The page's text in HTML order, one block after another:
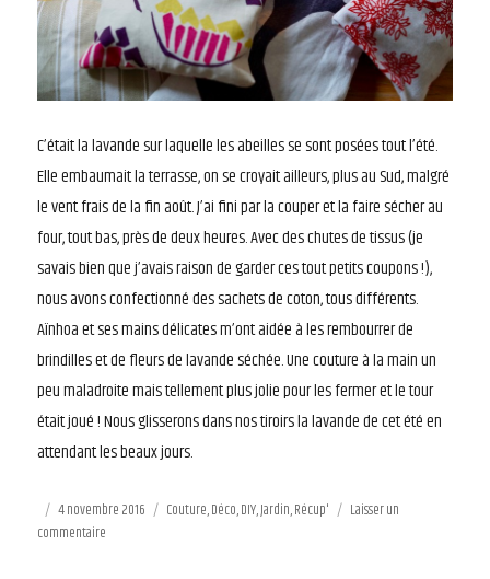
C’était la lavande sur laquelle les abeilles se sont posées tout l’été.
Elle embaumait la terrasse, on se croyait ailleurs, plus au Sud, malgré
le vent frais de la fin août. J’ai fini par la couper et la faire sécher au
four, tout bas, près de deux heures. Avec des chutes de tissus (je
savais bien que j’avais raison de garder ces tout petits coupons !),
nous avons confectionné des sachets de coton, tous différents.
Aïnhoa et ses mains délicates m’ont aidée à les rembourrer de
brindilles et de fleurs de lavande séchée. Une couture à la main un
peu maladroite mais tellement plus jolie pour les fermer et le tour
était joué ! Nous glisserons dans nos tiroirs la lavande de cet été en
attendant les beaux jours.
Publié
le
4 novembre 2016 Catégories
Couture,Déco,DIY,Jardin,Récup'
Laisser un
commentaire